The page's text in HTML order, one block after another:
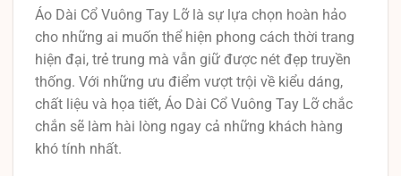
Áo Dài Cổ Vuông Tay Lỡ là sự lựa chọn hoàn hảo
cho những ai muốn thể hiện phong cách thời trang
hiện đại, trẻ trung mà vẫn giữ được nét đẹp truyền
thống. Với những ưu điểm vượt trội về kiểu dáng,
chất liệu và họa tiết, Áo Dài Cổ Vuông Tay Lỡ chắc
chắn sẽ làm hài lòng ngay cả những khách hàng
khó tính nhất.